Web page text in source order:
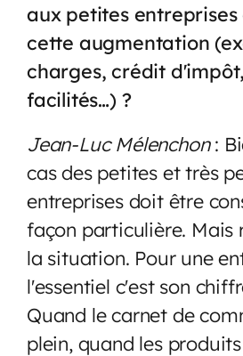
aux petites
cette augmentation
charges, crédit
facilités…) ?
Jean-Luc Mélenchon:
cas des petites et très
entreprises doit être
façon particulière. Mais
la situation. Pour une
l'essentiel c'est son
Quand le carnet de
plein, quand les